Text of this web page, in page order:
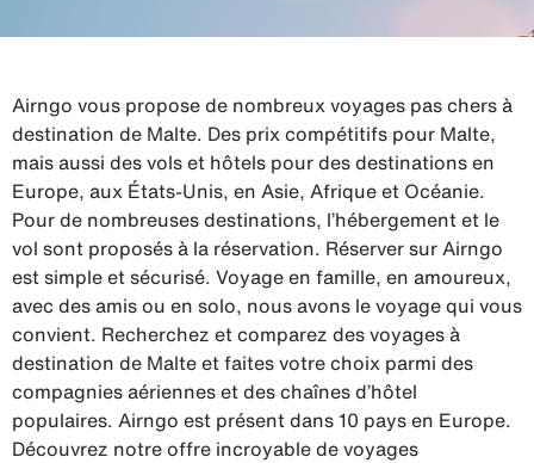
Airngo vous propose de nombreux voyages pas chers à
destination de Malte. Des prix compétitifs pour Malte,
mais aussi des vols et hôtels pour des destinations en
Europe, aux États-Unis, en Asie, Afrique et Océanie.
Pour de nombreuses destinations, l’hébergement et le
vol sont proposés à la réservation. Réserver sur Airngo
est simple et sécurisé. Voyage en famille, en amoureux,
avec des amis ou en solo, nous avons le voyage qui vous
convient. Recherchez et comparez des voyages à
destination de Malte et faites votre choix parmi des
compagnies aériennes et des chaînes d’hôtel
populaires. Airngo est présent dans 10 pays en Europe.
Découvrez notre offre incroyable de voyages